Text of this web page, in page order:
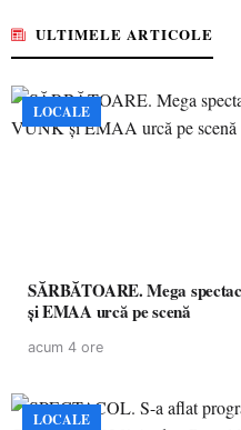
ULTIMELE ARTICOLE
LOCALE
SĂRBĂTOARE. Mega
și EMAA urcă pe scenă
acum 4 ore
LOCALE